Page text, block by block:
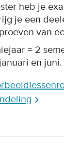
heb je
je een
van
= 2
en juni.